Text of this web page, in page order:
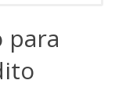
para